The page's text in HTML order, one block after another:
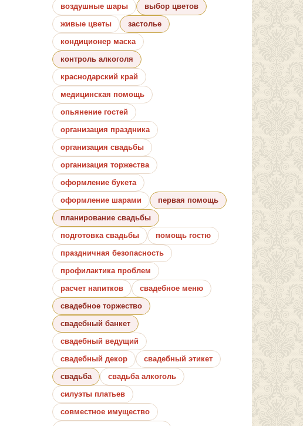
воздушные шары
выбор цветов
живые цветы
застолье
кондиционер маска
контроль алкоголя
краснодарский край
медицинская помощь
опьянение гостей
организация праздника
организация свадьбы
организация торжества
оформление букета
оформление шарами
первая помощь
планирование свадьбы
подготовка свадьбы
помощь гостю
праздничная безопасность
профилактика проблем
расчет напитков
свадебное меню
свадебное торжество
свадебный банкет
свадебный ведущий
свадебный декор
свадебный этикет
свадьба
свадьба алкоголь
силуэты платьев
совместное имущество